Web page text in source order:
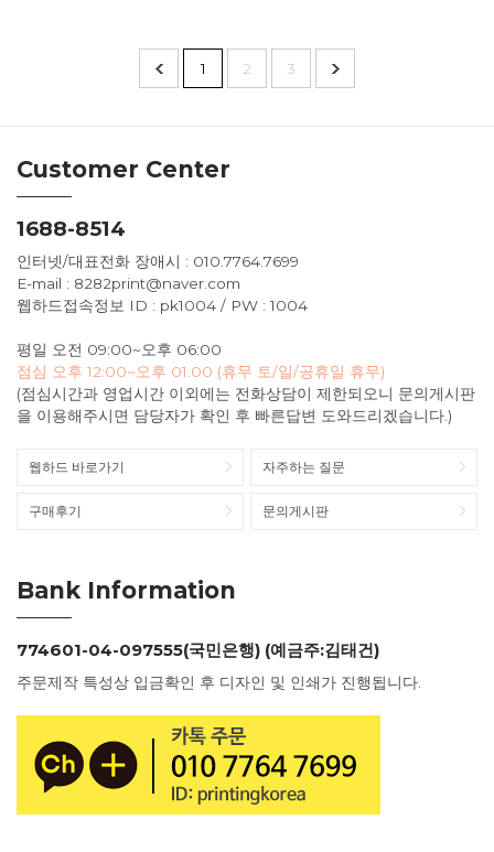
1 2 3
Customer Center
1688-8514
인터넷/대표전화 장애시 : 010.7764.7699
E-mail : 8282print@naver.com
웹하드접속정보 ID : pk1004 / PW : 1004
평일 오전 09:00~오후 06:00
점심 오후 12:00~오후 01:00 (휴무 토/일/공휴일 휴무)
(점심시간과 영업시간 이외에는 전화상담이 제한되오니 문의게시판
을 이용해주시면 담당자가 확인 후 빠른답변 도와드리겠습니다.)
웹하드 바로가기 자주하는 질문
구매후기 문의게시판
Bank Information
774601-04-097555(국민은행) (예금주:김태건)
주문제작 특성상 입금확인 후 디자인 및 인쇄가 진행됩니다.